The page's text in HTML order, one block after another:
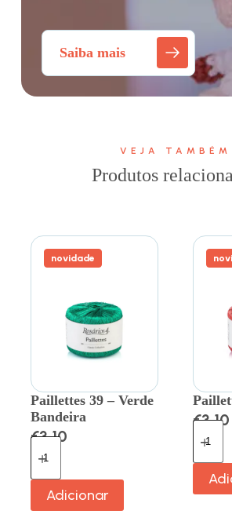
Saiba mais
VEJA TAMBÉM
Produtos
novidade
Paillettes 39 – Verde
Bandeira
€3.10
Adicionar
€3.10